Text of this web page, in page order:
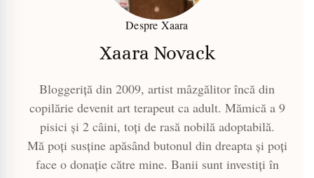
Despre Xaara
Xaara Novack
Bloggeriță din 2009, artist mâzgălitor încă din
copilărie devenit art terapeut ca adult. Mămică a 9
pisici și 2 câini, toți de rasă nobilă adoptabilă.
Mă poți susține apăsând butonul din dreapta și poți
face o donație către mine. Banii sunt investiți în